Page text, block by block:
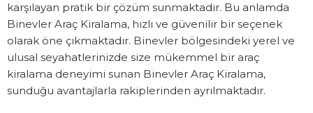
karşılayan pratik bir çözüm sunmaktadır. Bu anlamda
Binevler Araç Kiralama, hızlı ve güvenilir bir seçenek
olarak öne çıkmaktadır. Binevler bölgesindeki yerel ve
ulusal seyahatlerinizde size mükemmel bir araç
kiralama deneyimi sunan Binevler Araç Kiralama,
sunduğu avantajlarla rakiplerinden ayrılmaktadır.